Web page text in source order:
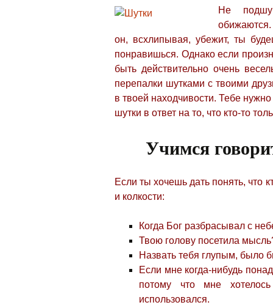
Не
он, всхлипывая, убежит, ты
понравишься. Однако если
быть действительно очень
перепалки шутками с твоими
в твоей находчивости. Тебе
шутки в ответ на то, что кто-то
Учимся
Если ты хочешь дать понять, что
и колкости:
Когда Бог разбрасывал с
Твою голову посетила
Назвать тебя глупым, было
Если мне когда-нибудь
потому что мне
использовался.